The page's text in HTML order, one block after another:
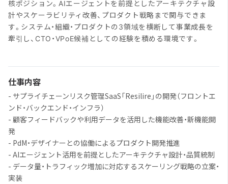
核ポジション。AIエージェントを前提としたアーキテクチャ設
計やスケーラビリティ改善、プロダクト戦略まで関与できま
す。システム・組織・プロダクトの3領域を横断して事業成長を
牽引し、CTO・VPoE候補としての経験を積める環境です。
仕事内容
- サプライチェーンリスク管理SaaS「Resilire」の開発（フロントエ
ンド・バックエンド・インフラ）
- 顧客フィードバックや利用データを活用した機能改善・新機能開
発
- PdM・デザイナーとの協働によるプロダクト開発推進
- AIエージェント活用を前提としたアーキテクチャ設計・品質統制
- データ量・トラフィック増加に対応するスケーリング戦略の立案・
実装